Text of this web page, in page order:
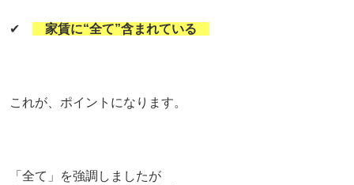
✔ 家賃に“全て”含まれている
これが、ポイントになります。
「全て」を強調しましたが